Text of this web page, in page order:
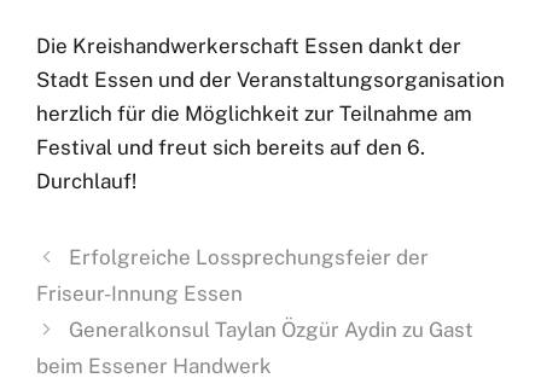
Die Kreishandwerkerschaft Essen dankt der
Stadt Essen und der Veranstaltungsorganisation
herzlich für die Möglichkeit zur Teilnahme am
Festival und freut sich bereits auf den 6.
Durchlauf!
Erfolgreiche Lossprechungsfeier der
Friseur-Innung Essen
Generalkonsul Taylan Özgür Aydin zu Gast
beim Essener Handwerk